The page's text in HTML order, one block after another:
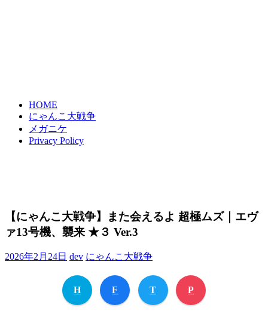
HOME
にゃんこ大戦争
メガニケ
Privacy Policy
【にゃんこ大戦争】また会えるよ 超極ムズ｜エヴ
ァ13号機、襲来 ★３ Ver.3
2026年2月24日 dev にゃんこ大戦争
H F T P